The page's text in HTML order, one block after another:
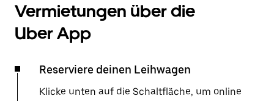
Vermietungen über die
Uber App
Reserviere deinen Leihwagen
Klicke unten auf die Schaltfläche, um online